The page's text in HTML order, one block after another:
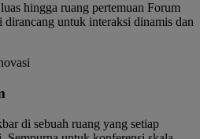
hingga ruang pertemuan Forum
untuk interaksi dinamis dan
di sebuah ruang yang setiap